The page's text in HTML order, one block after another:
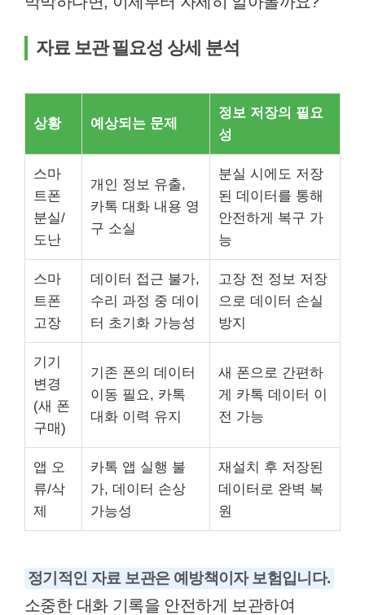
자료 보관 필요성 상세 분석
상황 예상되는 문제
정보 저장의 필요
성
스마
트폰
분실/
도난
개인 정보 유출,
카톡 대화 내용 영
구 소실
분실 시에도 저장
된 데이터를 통해
안전하게 복구 가
능
스마
트폰
고장
데이터 접근 불가,
수리 과정 중 데이
터 초기화 가능성
고장 전 정보 저장
으로 데이터 손실
방지
기기
변경
(새 폰
구매)
기존 폰의 데이터
이동 필요, 카톡
대화 이력 유지
새 폰으로 간편하
게 카톡 데이터 이
전 가능
앱 오
류/삭
제
카톡 앱 실행 불
가, 데이터 손상
가능성
재설치 후 저장된
데이터로 완벽 복
원
정기적인 자료 보관은 예방책이자 보험입니다.
소중한 대화 기록을 안전하게 보관하여